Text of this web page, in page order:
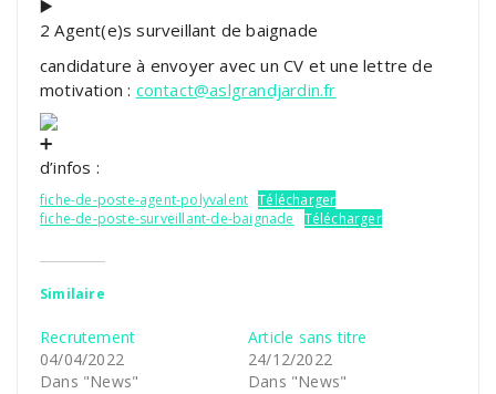
2 Agent(e)s surveillant de baignade
candidature à envoyer avec un CV et une lettre de
motivation : contact@aslgrandjardin.fr
d’infos :
fiche-de-poste-agent-polyvalent Télécharger
fiche-de-poste-surveillant-de-baignade
Télécharger
Similaire
Recrutement
04/04/2022
Dans "News"
Article sans titre
24/12/2022
Dans "News"